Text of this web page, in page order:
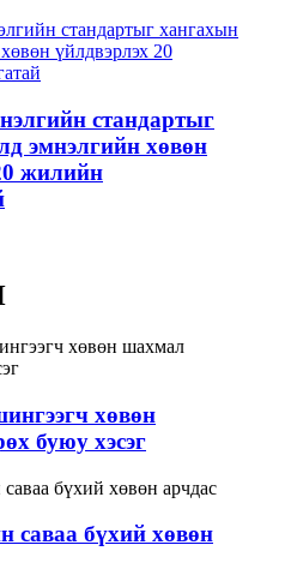
стандартыг
эмнэлгийн хөвөн
жилийн
хөвөн
буюу хэсэг
саваа бүхий хөвөн